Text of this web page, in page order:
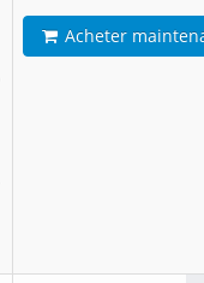
Acheter